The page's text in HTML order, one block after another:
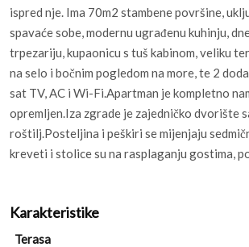
ispred nje. Ima 70m2 stambene površine,
spavaće sobe, modernu ugrađenu kuhinju,
trpezariju, kupaonicu s tuš kabinom, veliku
na selo i bočnim pogledom na more, te 2
sat TV, AC i Wi-Fi.Apartman je kompletno
opremljen.Iza zgrade je zajedničko dvorište
roštilj.Posteljina i peškiri se mijenjaju
kreveti i stolice su na rasplaganju gostima,
Karakteristike
Terasa